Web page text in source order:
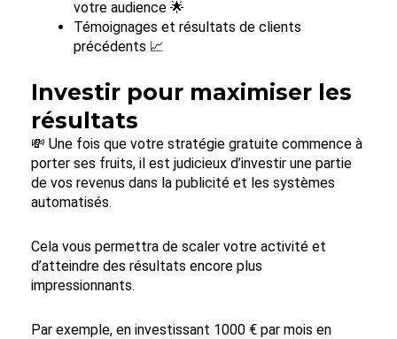
votre audience 🌟
Témoignages et résultats de clients
précédents 📈
Investir pour maximiser les
résultats
💸 Une fois que votre stratégie gratuite commence à
porter ses fruits, il est judicieux d’investir une partie
de vos revenus dans la publicité et les systèmes
automatisés.
Cela vous permettra de scaler votre activité et
d’atteindre des résultats encore plus
impressionnants.
Par exemple, en investissant 1000 € par mois en